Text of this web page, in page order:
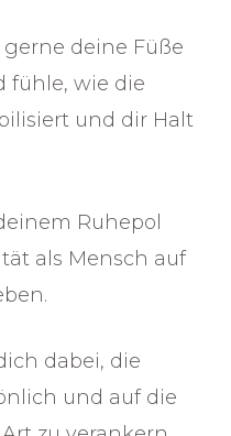
deine Füße
fühle, wie die
und dir Halt
Ruhepol
als Mensch auf
dabei, die
und auf die